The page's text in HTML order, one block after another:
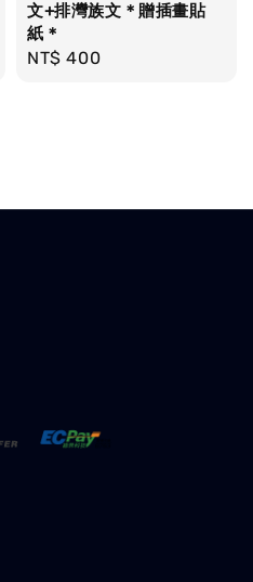
文+排灣族文＊贈插畫貼
紙＊
Regular
NT$ 400